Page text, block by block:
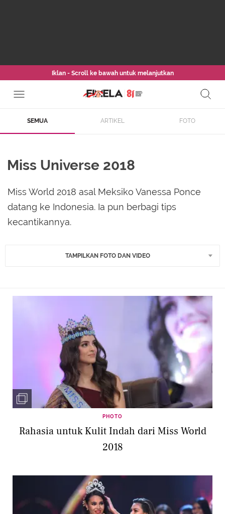
Iklan - Scroll ke bawah untuk melanjutkan
SEMUA ARTIKEL FOTO
Miss Universe 2018
Miss World 2018 asal Meksiko Vanessa Ponce
datang ke Indonesia. Ia pun berbagi tips
kecantikannya.
TAMPILKAN FOTO DAN VIDEO
PHOTO
Rahasia untuk Kulit Indah dari Miss World
2018